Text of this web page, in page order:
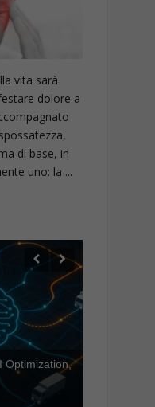
vita sarà
dolore a
di base, in
uno: la ...
Optimization,